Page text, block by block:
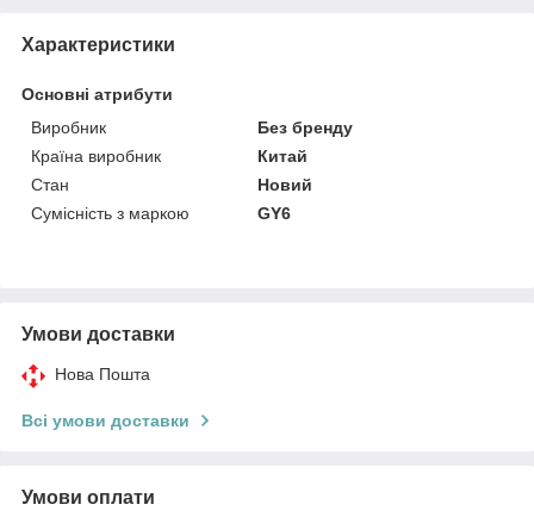
Характеристики
Основні атрибути
Виробник
Без бренду
Країна виробник
Китай
Стан
Новий
Сумісність з маркою
GY6
Умови доставки
Нова Пошта
Всі умови доставки
Умови оплати